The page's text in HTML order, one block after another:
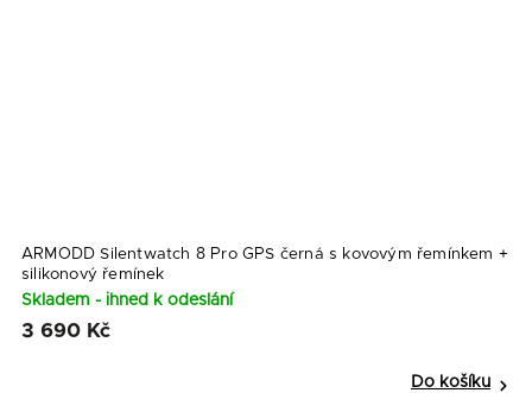
ARMODD Silentwatch 8 Pro GPS černá s kovovým řemínkem +
silikonový řemínek
Skladem - ihned k odeslání
3 690 Kč
Do košíku